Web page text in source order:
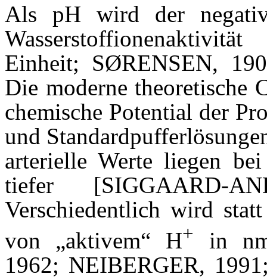
Als pH wird der
Einheit; SØRENSEN,
Die moderne theoretische
chemische Potential der
und
arterielle Werte liegen
tiefer [SIGGAARD-
Verschiedentlich wird
von „aktivem“ H+
in
1962; NEIBERGER,